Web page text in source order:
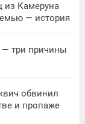
из Камеруна
— история
— три причины
обвинил
и пропаже